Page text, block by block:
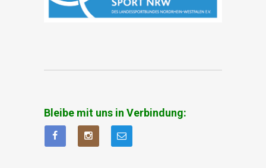
Bleibe mit uns in Verbindung: